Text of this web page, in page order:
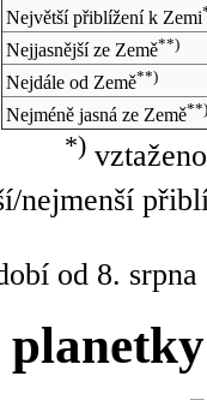
Největší přiblížení k Zemi
Nejjasnější ze Země**)
Nejdále od Země**)
Nejméně jasná ze Země**)
*)
nejmenší
od 8.